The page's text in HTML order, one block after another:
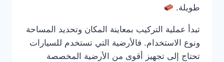
طويلة.
تبدأ عملية التركيب بمعاينة المكان وتحديد المساحة
ونوع الاستخدام. فالأرضية التي تستخدم للسيارات
تحتاج إلى تجهيز أقوى من الأرضية المخصصة